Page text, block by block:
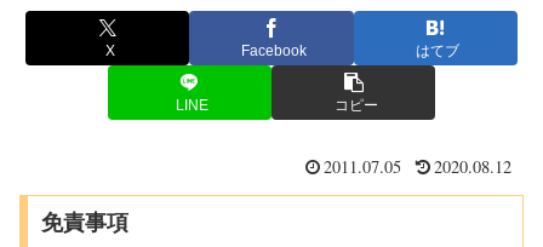
X Facebook はてブ
LINE コピー
2011.07.05 2020.08.12
免責事項